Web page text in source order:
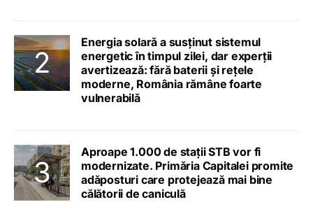
Energia solară a susținut sistemul
energetic în timpul zilei, dar experții
avertizează: fără baterii și rețele
moderne, România rămâne foarte
vulnerabilă
Aproape 1.000 de stații STB vor fi
modernizate. Primăria Capitalei promite
adăposturi care protejează mai bine
călătorii de caniculă